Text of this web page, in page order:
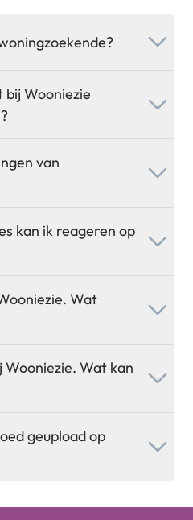
bij Wooniezie
van
kan ik reageren op
Wat
Wooniezie. Wat kan
geupload op